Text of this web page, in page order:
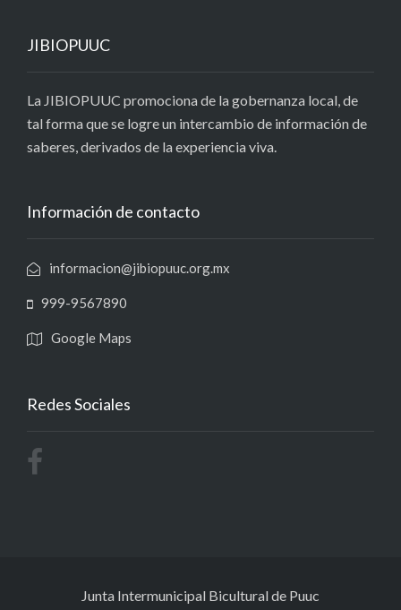
JIBIOPUUC
La JIBIOPUUC promociona de la gobernanza local, de
tal forma que se logre un intercambio de información de
saberes, derivados de la experiencia viva.
Información de contacto
informacion@jibiopuuc.org.mx
999-9567890
Google Maps
Redes Sociales
Junta Intermunicipal Bicultural de Puuc